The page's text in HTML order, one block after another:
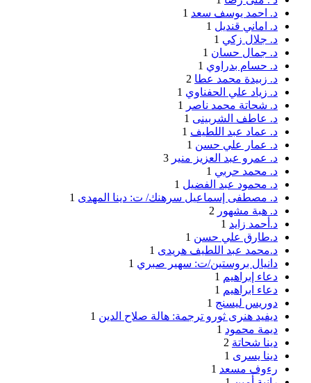
د. احمد يوسف سعد 1
د. اماني قنديل 1
د. جلال زكي 1
د. جمال حسان 1
د. حسام بدراوي 1
د. زبيدة محمد عطا 2
د. زياد علي الحفناوي 1
د. شحاتة محمد ناصر
1
د. عاطف الشربينى 1
د. عماد عبد اللطيف 1
د. عمار علي حسن 1
د. عمرو عبد العزيز منير 3
د. محمد حربي 1
د. محمود عبد الفضيل 1
د. مصطفى إسماعيل سرهنك/ ت: دينا المهدى 1
د. هبة مشهور 2
د.أحمد زايد 1
د.طارق علي حسن 1
د.محمد عبد اللطيف هريدى 1
دانيال بروستين/ت: سهير صبري 1
دعاء إبراهيم 1
دعاء ابراهيم 1
دوريس ليسنج 1
ديفيد هنرى ثورو ترجمة: هالة صلاح الدين 1
ديمة محمود 1
دينا شحاتة 2
دينا يسرى 1
رءوف مسعد 1